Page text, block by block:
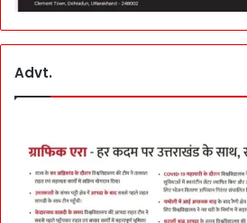
Advt.